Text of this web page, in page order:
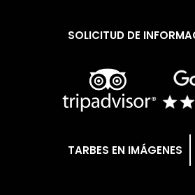
SOLICITUD DE
TARBES EN IMÁGENES